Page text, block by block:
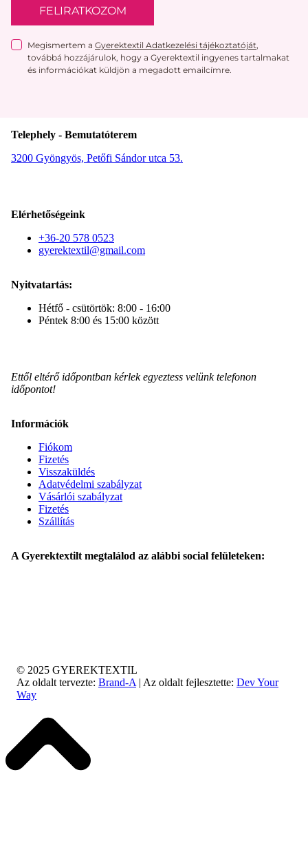
FELIRATKOZOM
Megismertem a Gyerektextil Adatkezelési tájékoztatóját,
továbbá hozzájárulok, hogy a Gyerektextil ingyenes tartalmakat
és információkat küldjön a megadott emailcímre.
Telephely - Bemutatóterem
3200 Gyöngyös, Petőfi Sándor utca 53.
Elérhetőségeink
+36-20 578 0523
gyerektextil@gmail.com
Nyitvatartás:
Hétfő - csütörtök: 8:00 - 16:00
Péntek 8:00 és 15:00 között
Ettől eltérő időpontban kérlek egyeztess velünk telefonon
időpontot!
Információk
Fiókom
Fizetés
Visszaküldés
Adatvédelmi szabályzat
Vásárlói szabályzat
Fizetés
Szállítás
A Gyerektextilt megtalálod az alábbi social felületeken:
© 2025 GYEREKTEXTIL
Az oldalt tervezte: Brand-A | Az oldalt fejlesztette: Dev Your
Way